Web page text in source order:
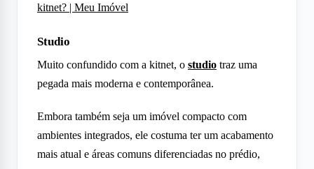
kitnet? | Meu Imóvel
Studio
Muito confundido com a kitnet, o studio traz uma
pegada mais moderna e contemporânea.
Embora também seja um imóvel compacto com
ambientes integrados, ele costuma ter um acabamento
mais atual e áreas comuns diferenciadas no prédio,